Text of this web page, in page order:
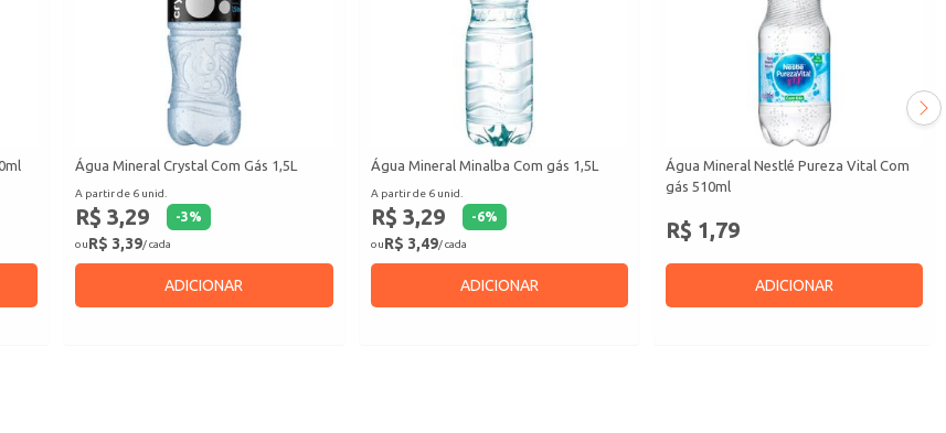
Água Mineral Crystal Com Gás 1,5L
A partir de 6 unid.
R$ 3,29 -3%
ouR$ 3,39/ cada
ADICIONAR
Água Mineral Minalba Com gás 1,5L
A partir de 6 unid.
R$ 3,29 -6%
ouR$ 3,49/ cada
ADICIONAR
Água Mineral Nestlé Pureza Vital Com
gás 510ml
R$ 1,79
ADICIONAR